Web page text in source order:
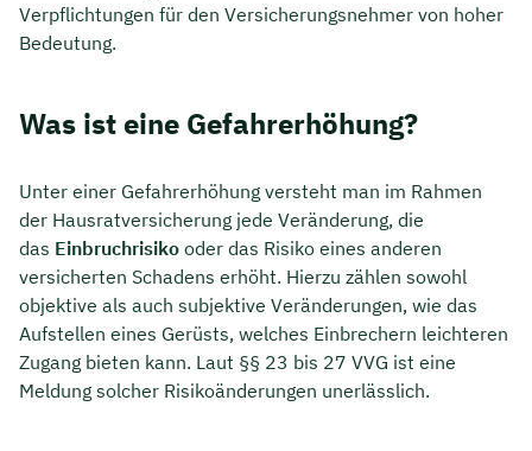
Verpflichtungen für den Versicherungsnehmer von hoher
Bedeutung.
Was ist eine Gefahrerhöhung?
Unter einer Gefahrerhöhung versteht man im Rahmen
der Hausratversicherung jede Veränderung, die
das Einbruchrisiko oder das Risiko eines anderen
versicherten Schadens erhöht. Hierzu zählen sowohl
objektive als auch subjektive Veränderungen, wie das
Aufstellen eines Gerüsts, welches Einbrechern leichteren
Zugang bieten kann. Laut §§ 23 bis 27 VVG ist eine
Meldung solcher Risikoänderungen unerlässlich.